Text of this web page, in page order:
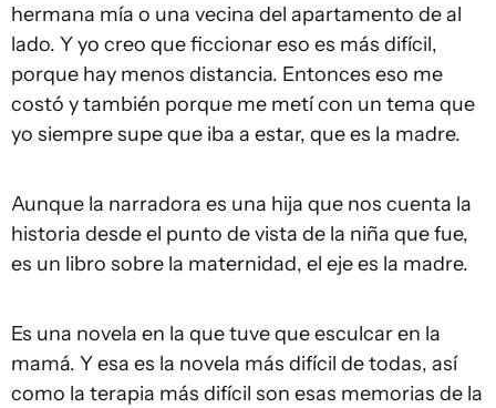
hermana mía o una vecina del apartamento de al
lado. Y yo creo que ficcionar eso es más difícil,
porque hay menos distancia. Entonces eso me
costó y también porque me metí con un tema que
yo siempre supe que iba a estar, que es la madre.
Aunque la narradora es una hija que nos cuenta la
historia desde el punto de vista de la niña que fue,
es un libro sobre la maternidad, el eje es la madre.
Es una novela en la que tuve que esculcar en la
mamá. Y esa es la novela más difícil de todas, así
como la terapia más difícil son esas memorias de la